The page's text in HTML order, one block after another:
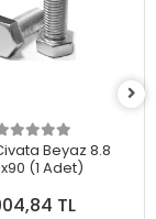
Beyaz 8.8
(1 Adet)
TL